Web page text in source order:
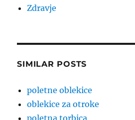
Zdravje
SIMILAR POSTS
poletne oblekice
oblekice za otroke